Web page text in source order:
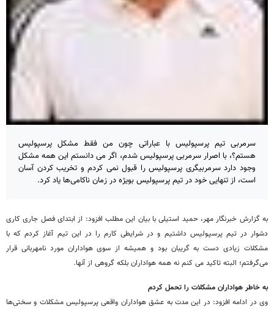
سرمربی تیم پرسپولیس با عباراتی چون من فقط مشکل پرسپولیس
هستم؟، با اصرار سرمربی پرسپولیس شدم، اگر می دانستم این همه مشکل
وجود دارد سرمربیگری پرسپولیس را قبول نمی کردم و تخریب کردن آسان
است، از تنهایی خود در تیم پرسپولیس بویژه در زمان ناکامی‌ها یاد کرد.
به گزارش خبرنگار مهر، حمید استیلی با بیان این مطلب افزود: از ابتدای فصل جاری کاری
دشوار در تیم پرسپولیس داشتیم و در شرایطی کارم را در این تیم آغاز کردم که با
مشکلات زیادی دست به گریبان بود و همیشه از سوی هواداران مورد نامهربانی قرار
می‌گرفتم؛ البته تاکید می کنم نه همه هواداران بلکه گروهی از آنها.
به خاطر هواداران مشکلات را تحمل کردم
وی در ادامه افزود: در این مدت به عشق هواداران واقعی پرسپولیس مشکلات و سختی‌ها